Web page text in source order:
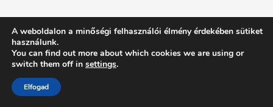
Intentionally Blank - Proudly powered by WordPress
A weboldalon a minőségi felhasználói élmény érdekében sütiket
használunk.
You can find out more about which cookies we are using or
switch them off in settings.
Elfogad